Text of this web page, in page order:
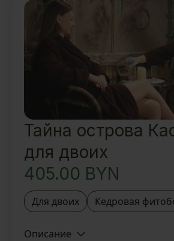
Вкусный ароматный
восточные угощения
Тайна острова
для двоих
405.00 BYN
Для двоих Кедровая
Описание